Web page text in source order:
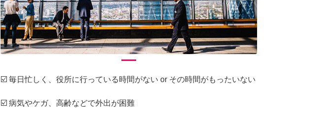
☑️ 毎日忙しく、役所に行っている時間がない or その時間がもったいない
☑️ 病気やケガ、高齢などで外出が困難